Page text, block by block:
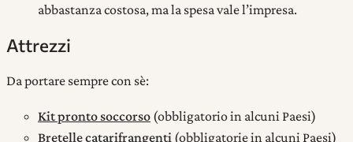
abbastanza costosa, ma la spesa vale l’impresa.
Attrezzi
Da portare sempre con sè:
Kit pronto soccorso (obbligatorio in alcuni Paesi)
Bretelle catarifrangenti (obbligatorie in alcuni Paesi)